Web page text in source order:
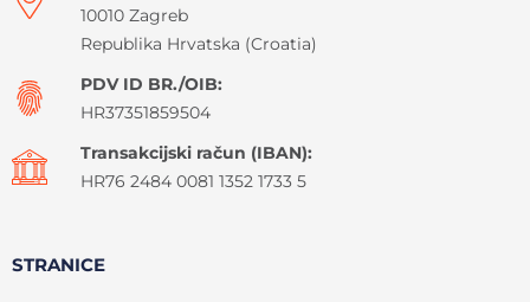
10010 Zagreb
Republika Hrvatska (Croatia)
PDV ID BR./OIB:
HR37351859504
Transakcijski račun (IBAN):
HR76 2484 0081 1352 1733 5
STRANICE